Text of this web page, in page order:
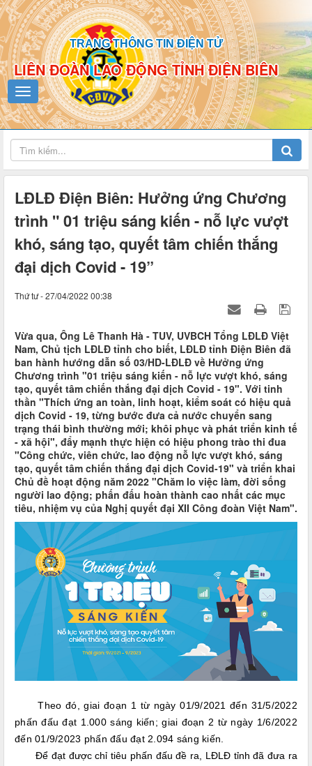
TRANG THÔNG TIN ĐIỆN TỬ
LIÊN ĐOÀN LAO ĐỘNG TỈNH ĐIỆN BIÊN
LĐLĐ Điện Biên: Hưởng ứng Chương
trình " 01 triệu sáng kiến - nỗ lực vượt
khó, sáng tạo, quyết tâm chiến thắng
đại dịch Covid - 19”
Thứ tư - 27/04/2022 00:38
Vừa qua, Ông Lê Thanh Hà - TUV, UVBCH Tổng LĐLĐ Việt
Nam, Chủ tịch LĐLĐ tỉnh cho biết, LĐLĐ tỉnh Điện Biên đã
ban hành hướng dẫn số 03/HD-LĐLĐ về Hưởng ứng
Chương trình "01 triệu sáng kiến - nỗ lực vượt khó, sáng
tạo, quyết tâm chiến thắng đại dịch Covid - 19". Với tinh
thần "Thích ứng an toàn, linh hoạt, kiểm soát có hiệu quả
dịch Covid - 19, từng bước đưa cả nước chuyển sang
trạng thái bình thường mới; khôi phục và phát triển kinh tế
- xã hội", đẩy mạnh thực hiện có hiệu phong trào thi đua
"Công chức, viên chức, lao động nỗ lực vượt khó, sáng
tạo, quyết tâm chiến thắng đại dịch Covid-19" và triển khai
Chủ đề hoạt động năm 2022 "Chăm lo việc làm, đời sống
người lao động; phấn đấu hoàn thành cao nhất các mục
tiêu, nhiệm vụ của Nghị quyết đại XII Công đoàn Việt Nam".
Theo đó, giai đoạn 1 từ ngày 01/9/2021 đến 31/5/2022
phấn đấu đạt 1.000 sáng kiến; giai đoạn 2 từ ngày 1/6/2022
đến 01/9/2023 phấn đấu đạt 2.094 sáng kiến.
Để đạt được chỉ tiêu phấn đấu đề ra, LĐLĐ tỉnh đã đưa ra